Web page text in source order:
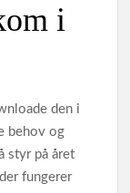
i
den i
behov og
styr på året
fungerer